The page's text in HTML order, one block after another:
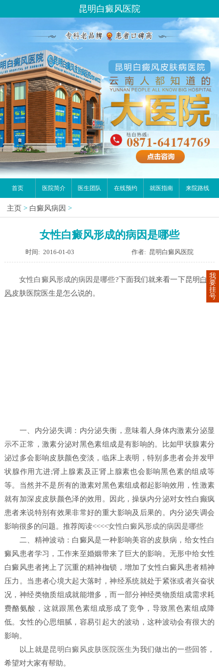
昆明白癜风医院
首页 医院简介 医生团队 在线预约 就医指南 来院路线
主页 > 白癜风病因 >
女性白癜风形成的病因是哪些
时间: 2016-01-03 作者: 昆明白癜风医院
女性白癜风形成的病因是哪些?下面我们就来看一下昆明白癜
风皮肤医院医生是怎么说的。
一、内分泌失调：内分泌失衡，意味着人身体内激素分泌显
示不正常，激素分泌对黑色素组成是有影响的。比如甲状腺素分
泌过多会影响皮肤颜色变淡，临床上表明，特别多患者会并发甲
状腺作用亢进;肾上腺素及正肾上腺素也会影响黑色素的组成等
等。当然并不是所有的激素对黑色素组成都起影响效用，性激素
就有加深皮皮肤颜色泽的效用。因此，操纵内分泌对女性白癫疯
患者来说特别有效果非常好的重大影响及后果的。内分泌失调会
影响很多的问题。推荐阅读<<<<女性白癜风形成的病因是哪些
二、精神波动：白癜风是一种影响美容的皮肤病，给女性白
癜风患者学习，工作来至婚姻带来了巨大的影响。无形中给女性
白癜风患者拷上了沉重的精神枷锁，增加了女性白癜风患者精神
压力。当患者心境大起大落时，神经系统就处于紧张或者兴奋状
况，神经类物质组成就能增多，而一部分神经类物质组成需求耗
费酪氨酸，这就跟黑色素组成形成了竞争，导致黑色素组成降
低。女性的心思细腻，容易引起大的波动，这种波动会有很大的
影响。
以上就是昆明白癜风皮肤医院医生为我们做出的一些回答，
希望对大家有帮助。
我
要
挂
号